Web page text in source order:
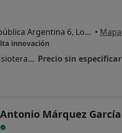
Avenida de la República Argentina 6, Local A, Sevilla • Mapa
innovación
Tratamiento de fisioterapia Precio sin especificar
Antonio Márquez García